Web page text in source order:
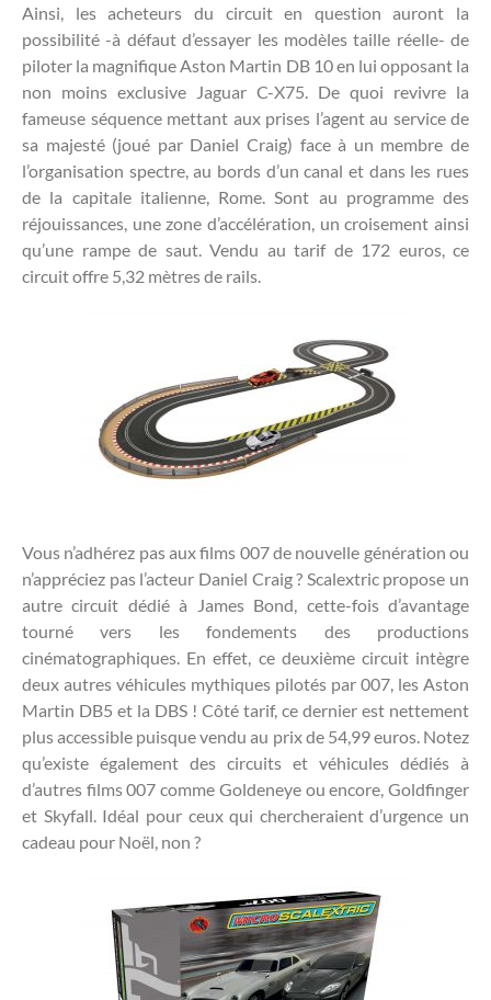
Ainsi, les acheteurs du circuit en question auront la
possibilité -à défaut d’essayer les modèles taille réelle- de
piloter la magnifique Aston Martin DB 10 en lui opposant la
non moins exclusive Jaguar C-X75. De quoi revivre la
fameuse séquence mettant aux prises l’agent au service de
sa majesté (joué par Daniel Craig) face à un membre de
l’organisation spectre, au bords d’un canal et dans les rues
de la capitale italienne, Rome. Sont au programme des
réjouissances, une zone d’accélération, un croisement ainsi
qu’une rampe de saut. Vendu au tarif de 172 euros, ce
circuit offre 5,32 mètres de rails.
Vous n’adhérez pas aux films 007 de nouvelle génération ou
n’appréciez pas l’acteur Daniel Craig ? Scalextric propose un
autre circuit dédié à James Bond, cette-fois d’avantage
tourné vers les fondements des productions
cinématographiques. En effet, ce deuxième circuit intègre
deux autres véhicules mythiques pilotés par 007, les Aston
Martin DB5 et la DBS ! Côté tarif, ce dernier est nettement
plus accessible puisque vendu au prix de 54,99 euros. Notez
qu’existe également des circuits et véhicules dédiés à
d’autres films 007 comme Goldeneye ou encore, Goldfinger
et Skyfall. Idéal pour ceux qui chercheraient d’urgence un
cadeau pour Noël, non ?